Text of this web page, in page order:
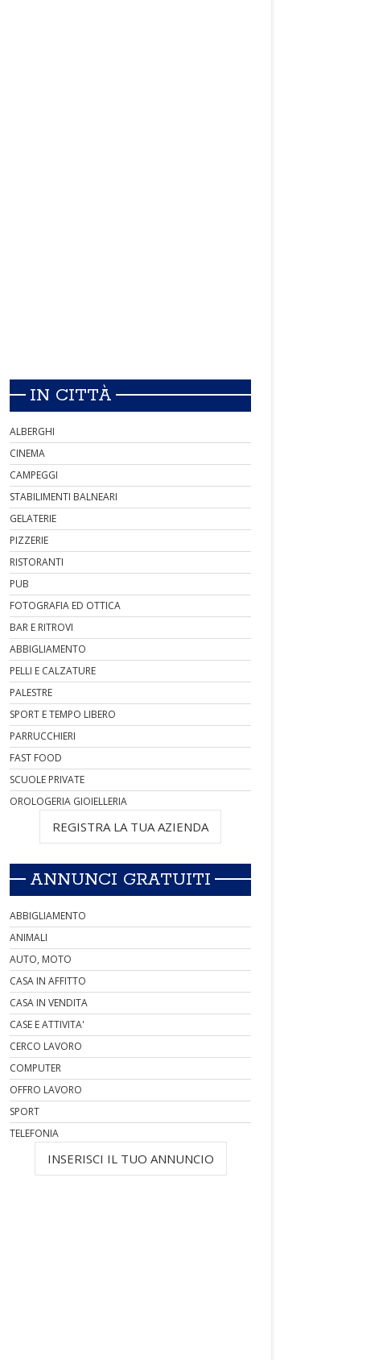
IN CITTÀ
ALBERGHI
CINEMA
CAMPEGGI
STABILIMENTI BALNEARI
GELATERIE
PIZZERIE
RISTORANTI
PUB
FOTOGRAFIA ED OTTICA
BAR E RITROVI
ABBIGLIAMENTO
PELLI E CALZATURE
PALESTRE
SPORT E TEMPO LIBERO
PARRUCCHIERI
FAST FOOD
SCUOLE PRIVATE
OROLOGERIA GIOIELLERIA
REGISTRA LA TUA AZIENDA
ANNUNCI GRATUITI
ABBIGLIAMENTO
ANIMALI
AUTO, MOTO
CASA IN AFFITTO
CASA IN VENDITA
CASE E ATTIVITA'
CERCO LAVORO
COMPUTER
OFFRO LAVORO
SPORT
TELEFONIA
INSERISCI IL TUO ANNUNCIO